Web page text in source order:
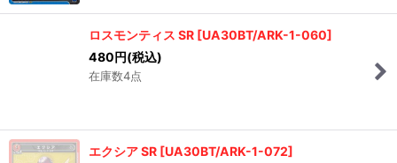
ロスモンティス SR [UA30BT/ARK-1-060]
480円(税込)
在庫数4点
エクシア SR [UA30BT/ARK-1-072]